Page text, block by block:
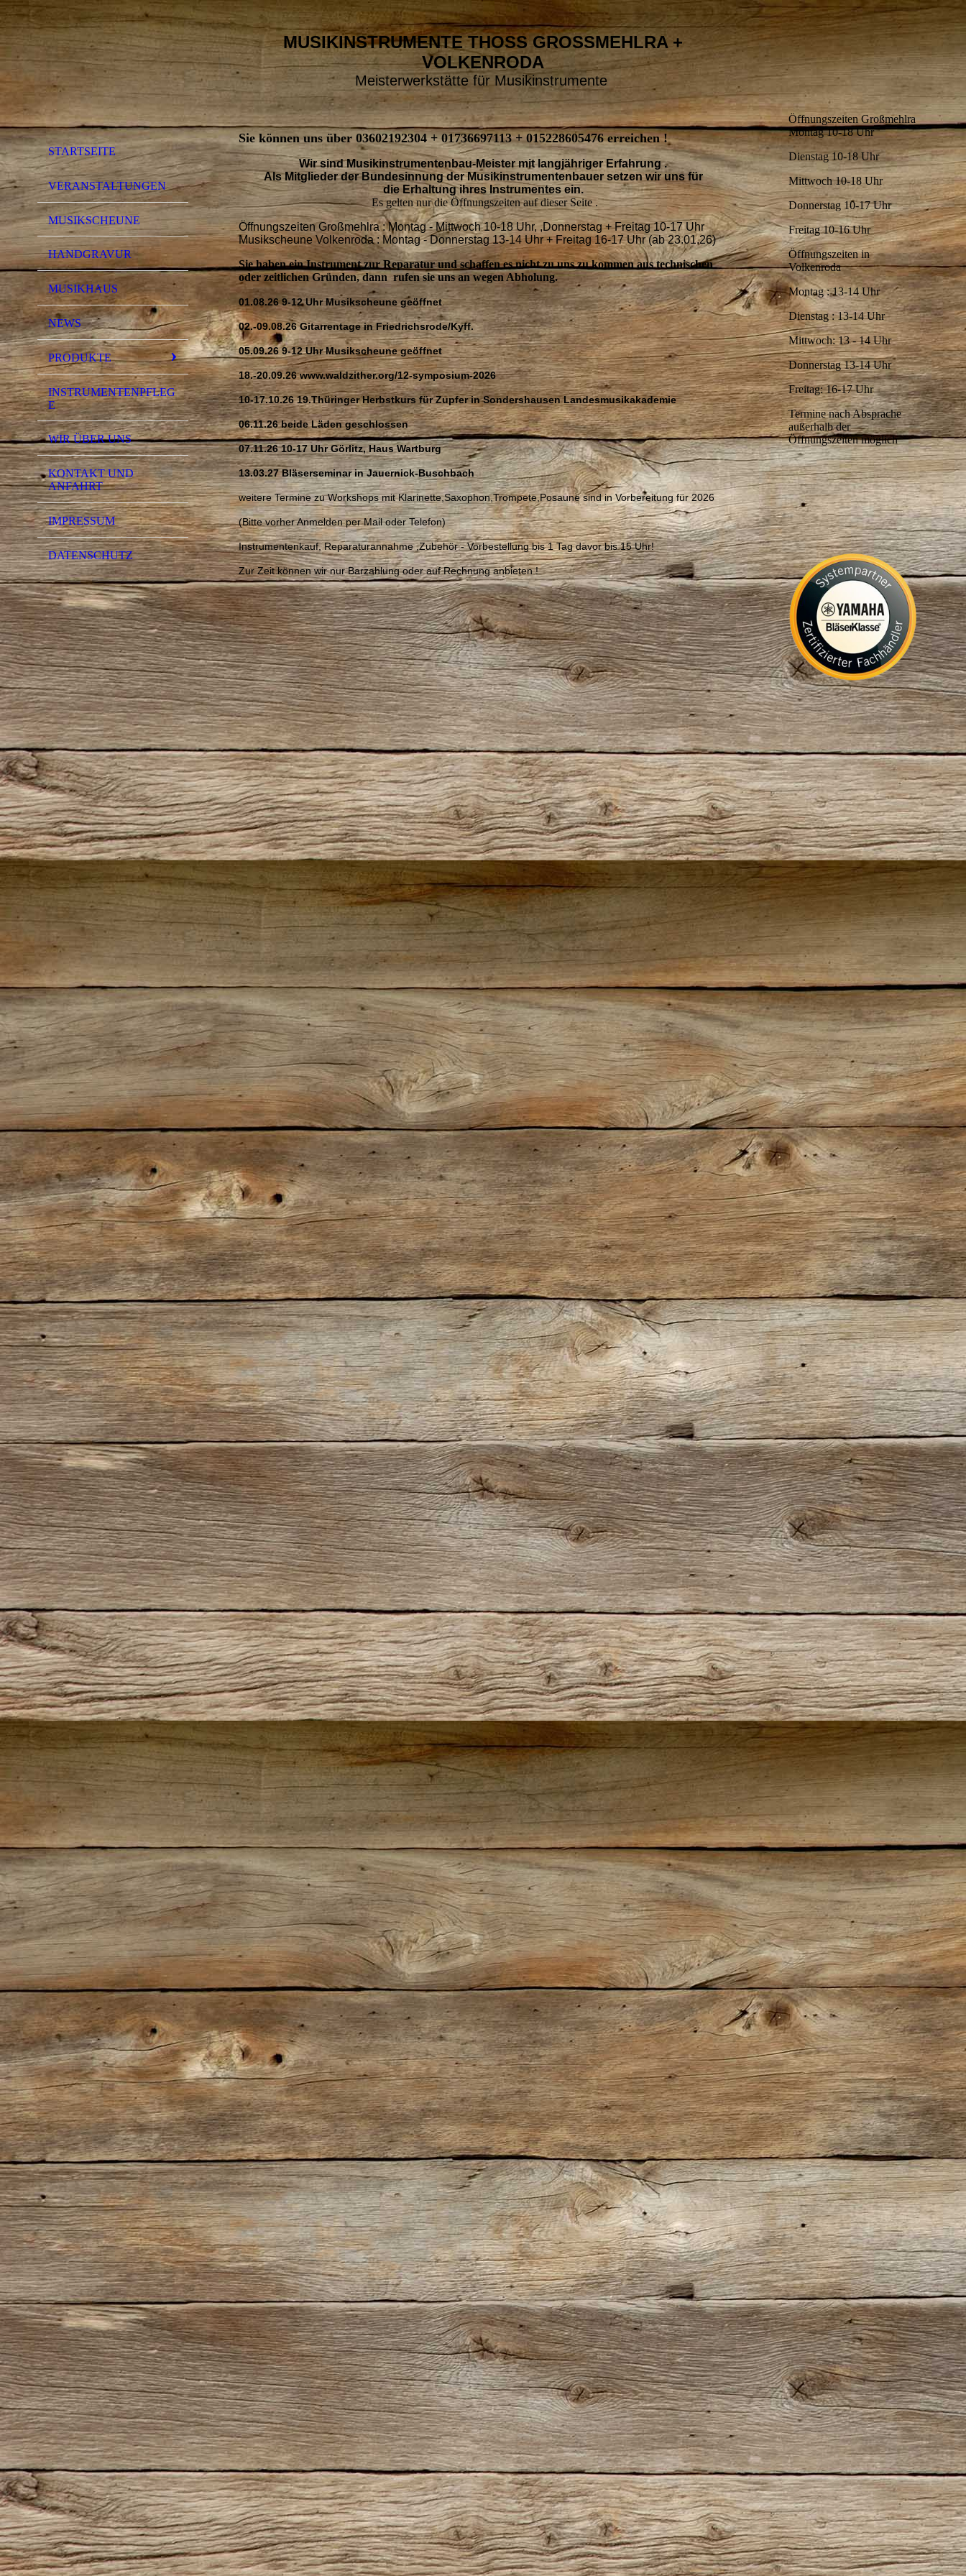
STARTSEITE
VERANSTALTUNGEN
MUSIKSCHEUNE
HANDGRAVUR
MUSIKHAUS
NEWS
PRODUKTE
INSTRUMENTENPFLEG
E
WIR ÜBER UNS
KONTAKT UND
ANFAHRT
IMPRESSUM
DATENSCHUTZ
MUSIKINSTRUMENTE THOSS GROSSMEHLRA +
VOLKENRODA
Meisterwerkstätte für Musikinstrumente
Sie können uns über 03602192304 + 01736697113 + 015228605476 erreichen !
Wir sind Musikinstrumentenbau-Meister mit langjähriger Erfahrung .
Als Mitglieder der Bundesinnung der Musikinstrumentenbauer setzen wir uns für
die Erhaltung ihres Instrumentes ein.
Es gelten nur die Öffnungszeiten auf dieser Seite .
Öffnungszeiten Großmehlra : Montag - Mittwoch 10-18 Uhr, ,Donnerstag + Freitag 10-17 Uhr
Musikscheune Volkenroda : Montag - Donnerstag 13-14 Uhr + Freitag 16-17 Uhr (ab 23.01.26)
Sie haben ein Instrument zur Reparatur und schaffen es nicht zu uns zu kommen aus technischen
oder zeitlichen Gründen, dann rufen sie uns an wegen Abholung.
01.08.26 9-12 Uhr Musikscheune geöffnet
02.-09.08.26 Gitarrentage in Friedrichsrode/Kyff.
05.09.26 9-12 Uhr Musikscheune geöffnet
18.-20.09.26 www.waldzither.org/12-symposium-2026
10-17.10.26 19.Thüringer Herbstkurs für Zupfer in Sondershausen Landesmusikakademie
06.11.26 beide Läden geschlossen
07.11.26 10-17 Uhr Görlitz, Haus Wartburg
13.03.27 Bläserseminar in Jauernick-Buschbach
weitere Termine zu Workshops mit Klarinette,Saxophon,Trompete,Posaune sind in Vorbereitung für 2026
(Bitte vorher Anmelden per Mail oder Telefon)
Instrumentenkauf, Reparaturannahme ,Zubehör - Vorbestellung bis 1 Tag davor bis 15 Uhr!
Zur Zeit können wir nur Barzahlung oder auf Rechnung anbieten !
Öffnungszeiten Großmehlra
Montag 10-18 Uhr
Dienstag 10-18 Uhr
Mittwoch 10-18 Uhr
Donnerstag 10-17 Uhr
Freitag 10-16 Uhr
Öffnungszeiten in
Volkenroda
Montag : 13-14 Uhr
Dienstag : 13-14 Uhr
Mittwoch: 13 - 14 Uhr
Donnerstag 13-14 Uhr
Freitag: 16-17 Uhr
Termine nach Absprache
außerhalb der
Öffnungszeiten möglich